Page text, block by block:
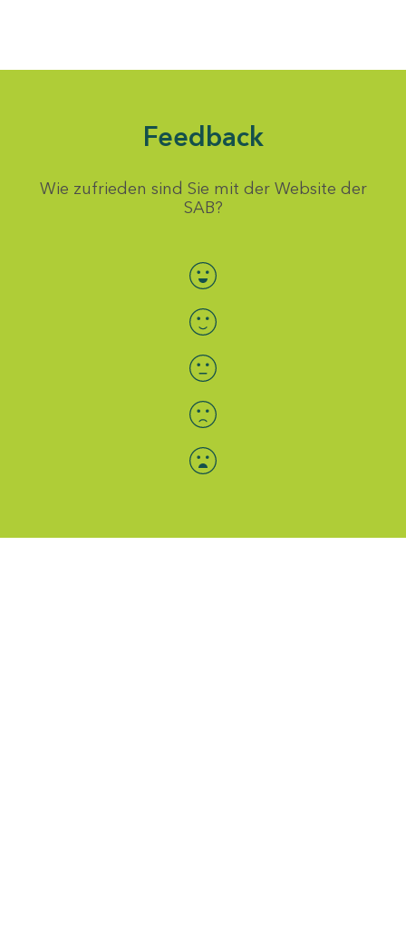
Feedback
Wie zufrieden sind Sie mit der Website der
SAB?
Bewertung auswählen